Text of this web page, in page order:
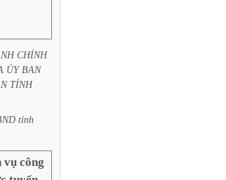
CHÍNH
ỦY BAN
TỈNH
tỉnh
vụ công